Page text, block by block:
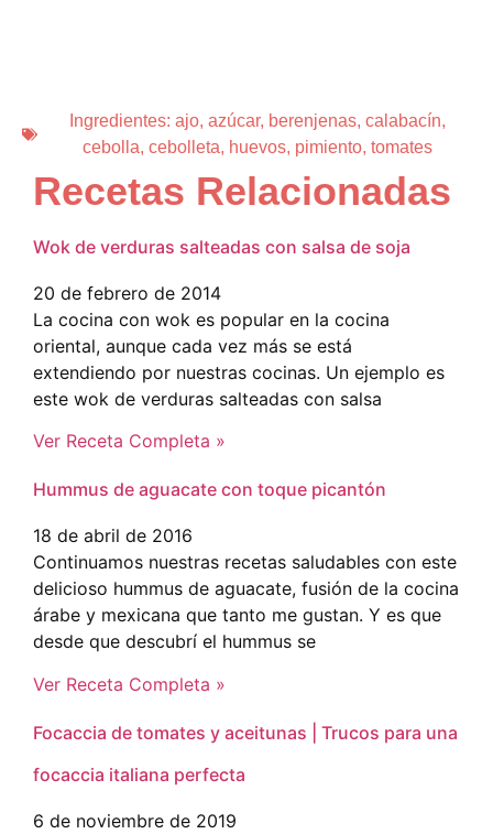
Ingredientes: ajo, azúcar, berenjenas, calabacín,
cebolla, cebolleta, huevos, pimiento, tomates
Recetas Relacionadas
Wok de verduras salteadas con salsa de soja
20 de febrero de 2014
La cocina con wok es popular en la cocina
oriental, aunque cada vez más se está
extendiendo por nuestras cocinas. Un ejemplo es
este wok de verduras salteadas con salsa
Ver Receta Completa »
Hummus de aguacate con toque picantón
18 de abril de 2016
Continuamos nuestras recetas saludables con este
delicioso hummus de aguacate, fusión de la cocina
árabe y mexicana que tanto me gustan. Y es que
desde que descubrí el hummus se
Ver Receta Completa »
Focaccia de tomates y aceitunas | Trucos para una
focaccia italiana perfecta
6 de noviembre de 2019